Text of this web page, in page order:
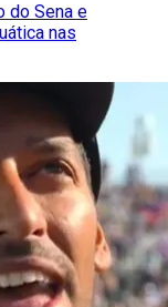
do Sena e
nas